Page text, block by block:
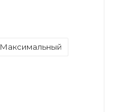
Максимальный